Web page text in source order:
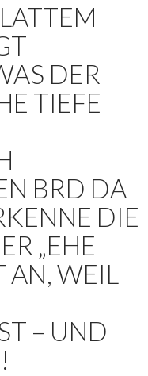
DER I
TIEFE S
BRD DA D
DIE U
„EHE F
WEIL D
– UND D